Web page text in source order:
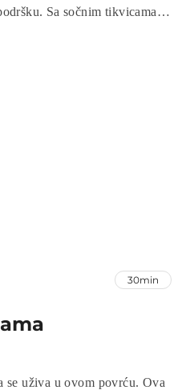
Sa sočnim tikvicama i
30min
ovom povrću. Ova